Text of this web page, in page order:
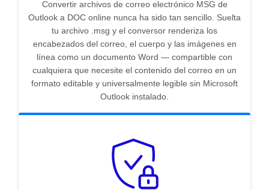
Convertir archivos de correo electrónico MSG de
Outlook a DOC online nunca ha sido tan sencillo. Suelta
tu archivo .msg y el conversor renderiza los
encabezados del correo, el cuerpo y las imágenes en
línea como un documento Word — compartible con
cualquiera que necesite el contenido del correo en un
formato editable y universalmente legible sin Microsoft
Outlook instalado.